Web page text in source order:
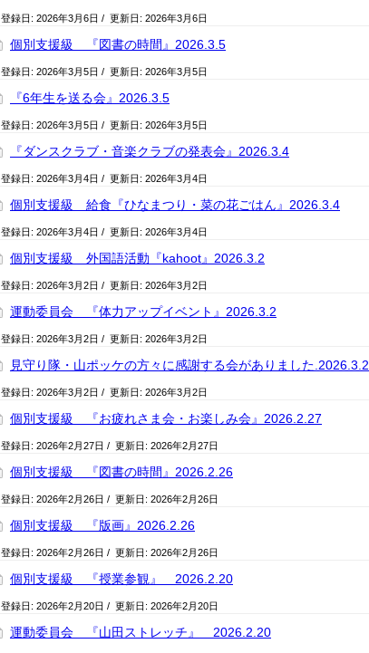
登録日: 2026年3月6日 / 更新日: 2026年3月6日
個別支援級 『図書の時間』2026.3.5
登録日: 2026年3月5日 / 更新日: 2026年3月5日
『6年生を送る会』2026.3.5
登録日: 2026年3月5日 / 更新日: 2026年3月5日
『ダンスクラブ・音楽クラブの発表会』2026.3.4
登録日: 2026年3月4日 / 更新日: 2026年3月4日
個別支援級 給食『ひなまつり・菜の花ごはん』2026.3.4
登録日: 2026年3月4日 / 更新日: 2026年3月4日
個別支援級 外国語活動『kahoot』2026.3.2
登録日: 2026年3月2日 / 更新日: 2026年3月2日
運動委員会 『体力アップイベント』2026.3.2
登録日: 2026年3月2日 / 更新日: 2026年3月2日
見守り隊・山ポッケの方々に感謝する会がありました.2026.3.2
登録日: 2026年3月2日 / 更新日: 2026年3月2日
個別支援級 『お疲れさま会・お楽しみ会』2026.2.27
登録日: 2026年2月27日 / 更新日: 2026年2月27日
個別支援級 『図書の時間』2026.2.26
登録日: 2026年2月26日 / 更新日: 2026年2月26日
個別支援級 『版画』2026.2.26
登録日: 2026年2月26日 / 更新日: 2026年2月26日
個別支援級 『授業参観』 2026.2.20
登録日: 2026年2月20日 / 更新日: 2026年2月20日
運動委員会 『山田ストレッチ』 2026.2.20